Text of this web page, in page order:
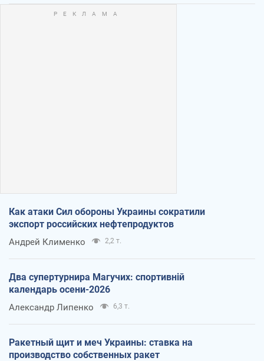
Как атаки Сил обороны Украины сократили
экспорт российских нефтепродуктов
Андрей Клименко 2,2 т.
Два супертурнира Магучих: спортивній
календарь осени-2026
Александр Липенко 6,3 т.
Ракетный щит и меч Украины: ставка на
производство собственных ракет